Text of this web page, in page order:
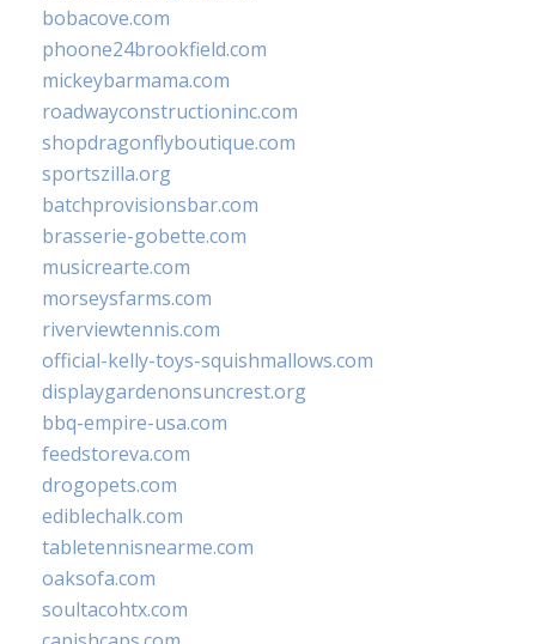
bobacove.com
phoone24brookfield.com
mickeybarmama.com
roadwayconstructioninc.com
shopdragonflyboutique.com
sportszilla.org
batchprovisionsbar.com
brasserie-gobette.com
musicrearte.com
morseysfarms.com
riverviewtennis.com
official-kelly-toys-squishmallows.com
displaygardenonsuncrest.org
bbq-empire-usa.com
feedstoreva.com
drogopets.com
ediblechalk.com
tabletennisnearme.com
oaksofa.com
soultacohtx.com